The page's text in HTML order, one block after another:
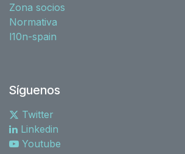
Zona socios
Normativa
l10n-spain
Síguenos
Twitter
Linkedin
Youtube